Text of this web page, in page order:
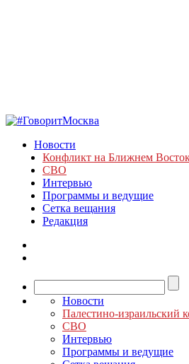
Новости
Конфликт на Ближнем
СВО
Интервью
Программы и ведущие
Сетка вещания
Редакция
Новости
Палестино-израильский
СВО
Интервью
Программы и ведущие